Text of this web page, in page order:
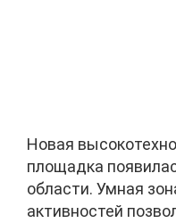
Новая
площадка
области. Умная
активностей